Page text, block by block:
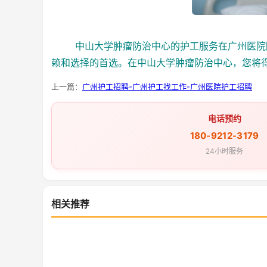
中山大学肿瘤防治中心的护工服务在广州医院
赖和选择的首选。在中山大学肿瘤防治中心，您
上一篇： 广州护工招聘-广州护工找工作-广州医院护工招聘
电话预约
180-9212-3179
24小时服务
相关推荐